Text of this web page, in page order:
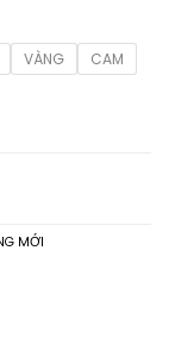
VÀNG CAM
MỚI